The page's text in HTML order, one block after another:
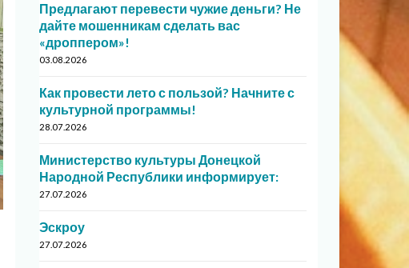
Предлагают перевести чужие деньги? Не
дайте мошенникам сделать вас
«дроппером»!
03.08.2026
Как провести лето с пользой? Начните с
культурной программы!
28.07.2026
Министерство культуры Донецкой
Народной Республики информирует:
27.07.2026
Эскроу
27.07.2026